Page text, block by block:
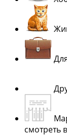
смотреть